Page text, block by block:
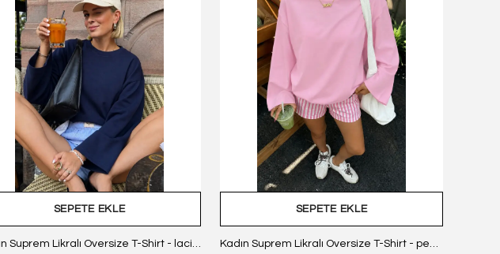
SEPETE EKLE
Kadın Suprem Likralı Oversize T-Shirt - lacivert
SEPETE EKLE
Kadın Suprem Likralı Oversize T-Shirt - pembe